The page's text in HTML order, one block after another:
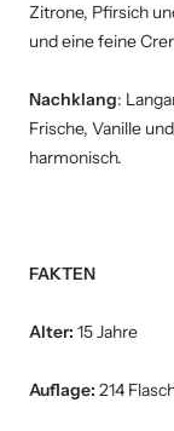
Zitrone, Pfirsich
und eine feine
Nachklang:
Frische, Vanille
harmonisch.
FAKTEN
Alter: 15 Jahre
Auflage: 214